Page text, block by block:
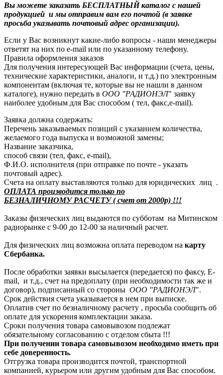
Вы можете заказать БЕСПЛАТНЫЙ каталог с нашей
продукцией и мы отправим вам его почтой (в заявке
просьба указывать почтовый адрес организации).
Если у Вас возникнут какие-либо вопросы - наши менеджеры
ответят на них по e-mail или по указанному телефону.
Правила оформления заказов
Для получения интересующей Вас информации (счета, цены,
технические характеристики, аналоги, и т.д.) по электронным
компонентам (включая те, которые вы не нашли в данном
каталоге), нужно передать в ООО "РАДИОНЭЛ" заявку
наиболее удобным для Вас способом ( тел, факс,e-mail).
Заявка должна содержать:
Перечень заказываемых позиций с указанием количества,
желаемого года выпуска и возможной замены;
Название заказчика,
способ связи (тел, факс, e-mail),
Ф.И.О. исполнителя (при отправке по почте - указать
почтовый адрес).
Счета на оплату выставляются только для юридических лиц .
ОПЛАТА производится только по
БЕЗНАЛИЧНОМУ РАСЧЕТУ ( счет от 2000р) !!!
Заказы физических лиц выдаются по субботам на Митинском
радиорынке с 9-00 до 12-00 за наличный расчет.
Для физических лиц возможна оплата переводом на карту
Сбербанка.
После обработки заявки высылается (передается) по факсу, E-
mail, и т.д., счет на предоплату (при необходимости так же и
договор), подписанный со стороны ООО "РАДИОНЭЛ".
Срок действия счета указывается в нем при выписке.
Оплатив счет по безналичному расчету , просьба сообщить об
оплате для ускорения комплектации заказа.
Сроки получения товара самовывозом подлежат
обязательному согласованию с отделом сбыта !!!
При получении товара самовывозом необходимо иметь при
себе доверенность.
Отгрузка товара производится почтой, транспортной
компанией, курьером или другим удобным для Вас способом.